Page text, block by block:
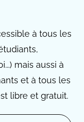
à tous les
mais aussi à
et à tous les
libre et gratuit.